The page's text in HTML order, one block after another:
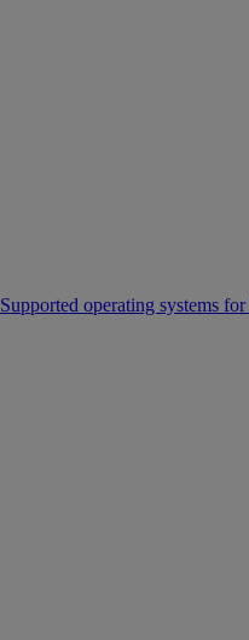
Supported operating systems